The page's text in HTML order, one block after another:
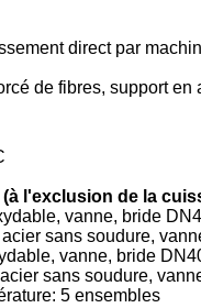
direct par
de fibres, support en
l'exclusion de la
vanne, bride
sans soudure,
vanne, bride
sans soudure,
5 ensembles